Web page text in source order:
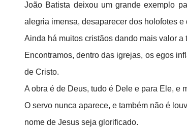
João Batista deixou um grande exemplo
alegria imensa, desaparecer dos holofotes
Ainda há muitos cristãos dando mais valor
Encontramos, dentro das igrejas, os egos
de Cristo.
A obra é de Deus, tudo é Dele e para Ele, e
O servo nunca aparece, e também não é
nome de Jesus seja glorificado.